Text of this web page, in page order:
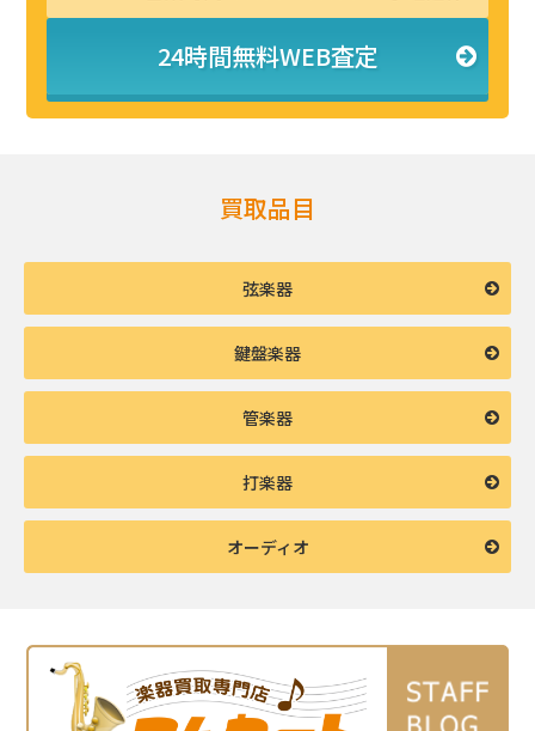
24時間無料WEB査定
買取品目
弦楽器
鍵盤楽器
管楽器
打楽器
オーディオ